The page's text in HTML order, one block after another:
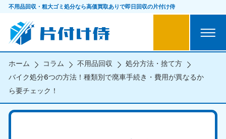
不用品回収・粗大ゴミ処分なら高価買取ありで即日回収の片付け侍
ホーム コラム 不用品回収
処分方法・捨て方
バイク処分6つの方法！種類別で廃車手続き・費用が異なるか
ら要チェック！